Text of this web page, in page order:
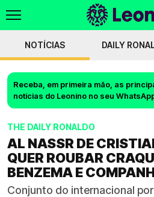
NOTÍCIAS DAILY
Receba, em primeira mão, as
notícias do Leonino no seu
THE DAILY RONALDO
AL NASSR DE
QUER ROUBAR
BENZEMA E
Conjunto do internacional